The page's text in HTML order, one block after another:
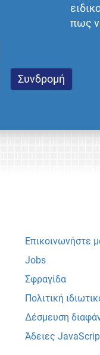
πως
Επικοινωνήστε
Jobs
Σφραγίδα
Πολιτική
Δέσμευση
Άδειες